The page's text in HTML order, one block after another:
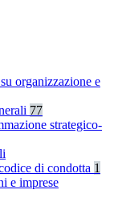
organizzazione e
77
strategico-
di condotta 1
e imprese